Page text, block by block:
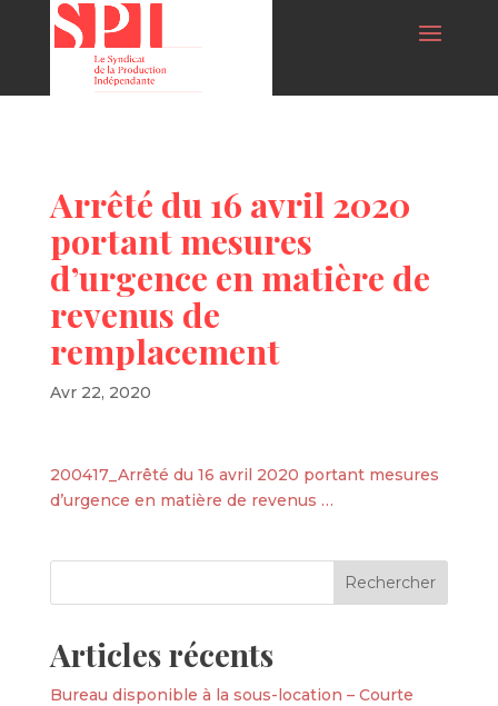
Arrêté du 16 avril 2020
portant mesures
d’urgence en matière de
revenus de
remplacement
Avr 22, 2020
200417_Arrêté du 16 avril 2020 portant mesures
d’urgence en matière de revenus …
Articles récents
Bureau disponible à la sous-location – Courte